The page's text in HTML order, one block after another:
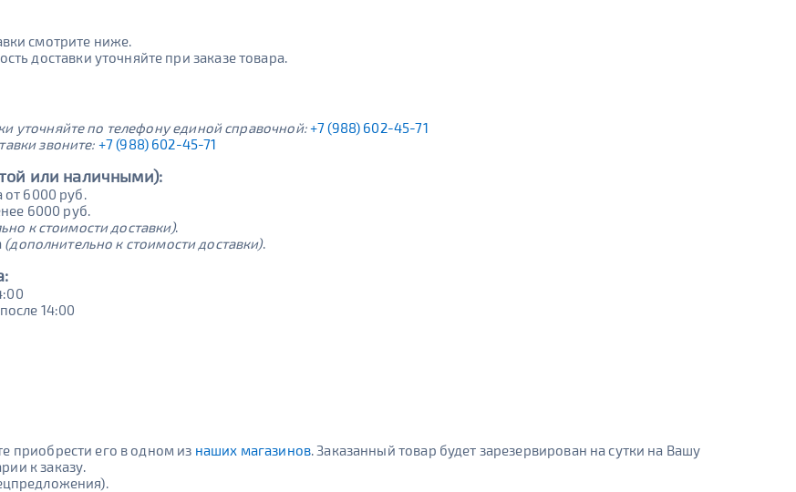
смотрите ниже.
доставки уточняйте при заказе товара.
уточняйте по телефону единой справочной:+7 (988) 602-45-71
звоните: +7 (988) 602-45-71
или наличными):
от 6000 руб.
6000 руб.
к стоимости доставки).
(дополнительно к стоимости доставки).
14:00
приобрести его в одном из наших магазинов. Заказанный товар будет зарезервирован на сутки на Вашу
к заказу.